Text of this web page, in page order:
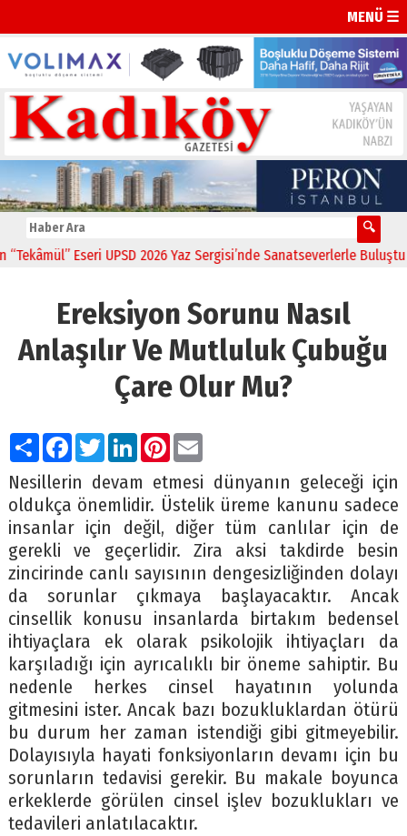
MENÜ ☰
Eseri UPSD 2026 Yaz Sergisi’nde Sanatseverlerle Buluştu
Ereksiyon Sorunu Nasıl
Anlaşılır Ve Mutluluk Çubuğu
Çare Olur Mu?
PaylaşFacebook
TwitterLinkedIn
Pinterest
Email
Nesillerin devam etmesi dünyanın geleceği için
oldukça önemlidir. Üstelik üreme kanunu sadece
insanlar için değil, diğer tüm canlılar için de
gerekli ve geçerlidir. Zira aksi takdirde besin
zincirinde canlı sayısının dengesizliğinden dolayı
da sorunlar çıkmaya başlayacaktır. Ancak
cinsellik konusu insanlarda birtakım bedensel
ihtiyaçlara ek olarak psikolojik ihtiyaçları da
karşıladığı için ayrıcalıklı bir öneme sahiptir. Bu
nedenle herkes cinsel hayatının yolunda
gitmesini ister. Ancak bazı bozukluklardan ötürü
bu durum her zaman istendiği gibi gitmeyebilir.
Dolayısıyla hayati fonksiyonların devamı için bu
sorunların tedavisi gerekir. Bu makale boyunca
erkeklerde görülen cinsel işlev bozuklukları ve
tedavileri anlatılacaktır.